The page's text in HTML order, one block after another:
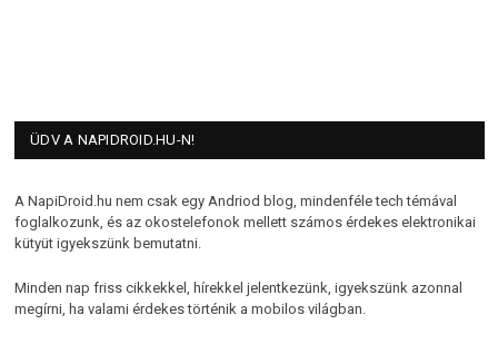
ÜDV A NAPIDROID.HU-N!
A NapiDroid.hu nem csak egy Andriod blog, mindenféle tech témával
foglalkozunk, és az okostelefonok mellett számos érdekes elektronikai
kütyüt igyekszünk bemutatni.
Minden nap friss cikkekkel, hírekkel jelentkezünk, igyekszünk azonnal
megírni, ha valami érdekes történik a mobilos világban.